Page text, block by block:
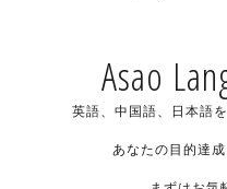
Asao
英語、中国語、日本語
あなたの目的達